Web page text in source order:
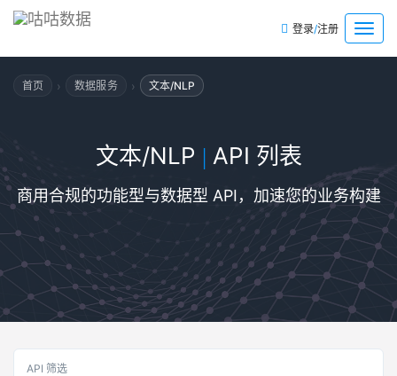
菜
单
登录/注册
首页 › 数据服务 › 文本/NLP
文本/NLP | API 列表
商用合规的功能型与数据型 API，加速您的业务构建
API 筛选